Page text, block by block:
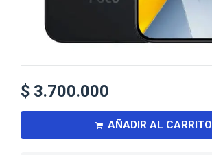
$ 3.700.000
AÑADIR AL CARRITO